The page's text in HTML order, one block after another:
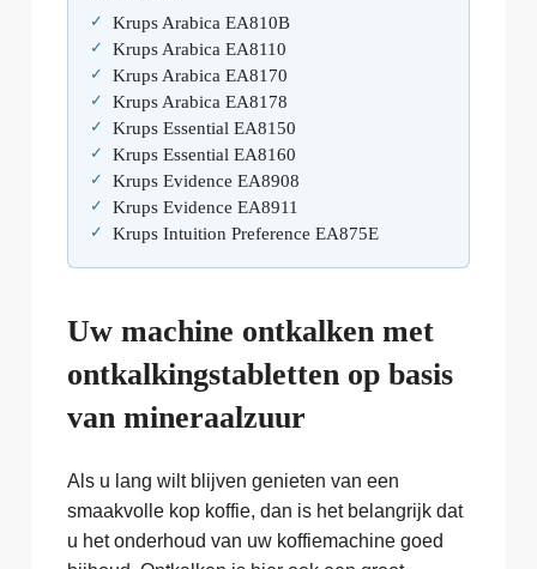
Krups Arabica EA810B
Krups Arabica EA8110
Krups Arabica EA8170
Krups Arabica EA8178
Krups Essential EA8150
Krups Essential EA8160
Krups Evidence EA8908
Krups Evidence EA8911
Krups Intuition Preference EA875E
Uw machine ontkalken met
ontkalkingstabletten op basis
van mineraalzuur
Als u lang wilt blijven genieten van een
smaakvolle kop koffie, dan is het belangrijk dat
u het onderhoud van uw koffiemachine goed